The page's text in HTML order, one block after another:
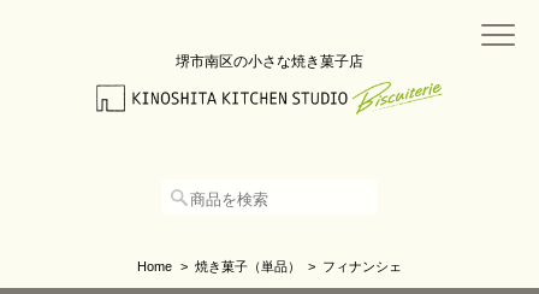
堺市南区の小さな焼き菓子店
Home 焼き菓子（単品） フィナンシェ